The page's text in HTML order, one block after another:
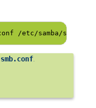
/etc/samba/
smb.conf.